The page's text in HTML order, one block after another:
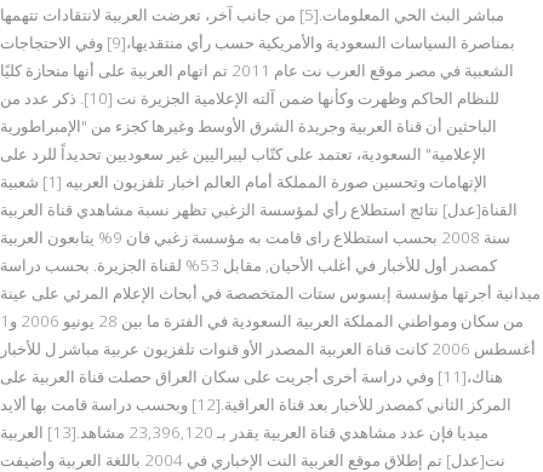
مباشر البث الحي المعلومات.[5] من جانب آخر، تعرضت العربية لانتقادات تتهمها
بمناصرة السياسات السعودية والأمريكية حسب رأي منتقديها،[9] وفي الاحتجاجات
الشعبية في مصر موقع العرب نت عام 2011 تم اتهام العربية على أنها منحازة كليًا
للنظام الحاكم وظهرت وكأنها ضمن آلته الإعلامية الجزيرة نت [10]. ذكر عدد من
الباحثين أن قناة العربية وجريدة الشرق الأوسط وغيرها كجزء من "الإمبراطورية
الإعلامية" السعودية، تعتمد على كتّاب ليبراليين غير سعوديين تحديداً للرد على
الإتهامات وتحسين صورة المملكة أمام العالم اخبار تلفزيون العربيه [1] شعبية
القناة[عدل] نتائج استطلاع رأي لمؤسسة الزغبي تظهر نسبة مشاهدي قناة العربية
سنة 2008 بحسب استطلاع راى قامت به مؤسسة زغبي فان 9% يتابعون العربية
كمصدر أول للأخبار في أغلب الأحيان, مقابل 53% لقناة الجزيرة. بحسب دراسة
ميدانية أجرتها مؤسسة إبسوس ستات المتخصصة في أبحاث الإعلام المرئي على عينة
من سكان ومواطني المملكة العربية السعودية في الفترة ما بين 28 يونيو 2006 و1
أغسطس 2006 كانت قناة العربية المصدر الأو قنوات تلفزيون عربية مباشر ل للأخبار
هناك،[11] وفي دراسة أخرى أجريت على سكان العراق حصلت قناة العربية على
المركز الثاني كمصدر للأخبار بعد قناة العراقية.[12] وبحسب دراسة قامت بها ألايد
ميديا فإن عدد مشاهدي قناة العربية يقدر بـ 23,396,120 مشاهد.[13] العربية
نت[عدل] تم إطلاق موقع العربية النت الإخباري في 2004 باللغة العربية وأضيفت